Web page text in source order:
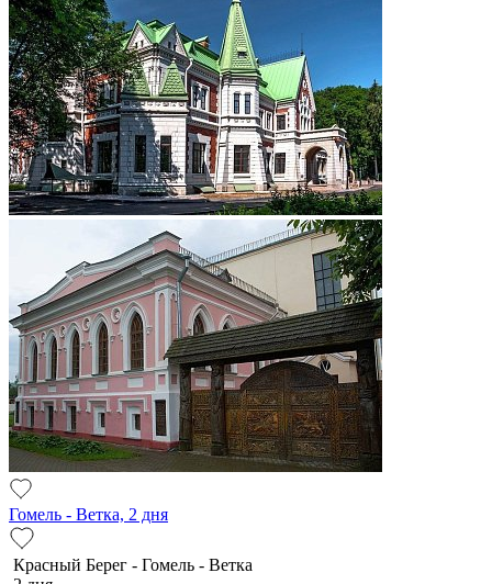
Гомель - Ветка, 2 дня
Красный Берег - Гомель - Ветка